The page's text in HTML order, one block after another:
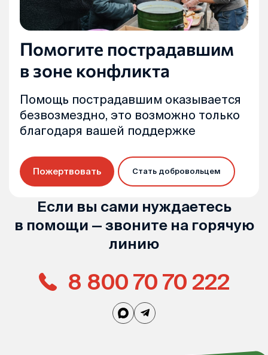
Помогите пострадавшим
в зоне конфликта
Помощь пострадавшим оказывается
безвозмездно, это возможно только
благодаря вашей поддержке
Пожертвовать Стать добровольцем
Если вы сами нуждаетесь
в помощи — звоните на горячую
линию
8 800 70 70 222